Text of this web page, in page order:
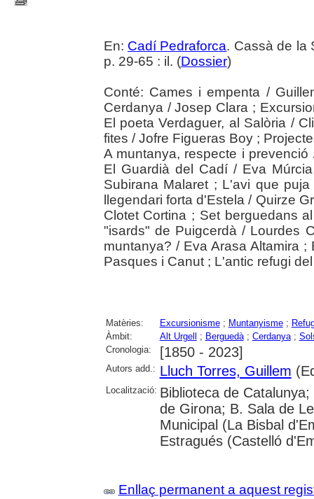
En: Cadí Pedraforca. Cassà de la
p. 29-65 : il. (Dossier)
Conté: Cames i empenta /
Cerdanya / Josep Clara ;
El poeta Verdaguer, al Salòria /
fites / Jofre Figueras Boy ;
A muntanya, respecte i
El Guardià del Cadí / Eva
Subirana Malaret ; L'avi que
llegendari forta d'Estela / Quirze
Clotet Cortina ; Set berguedans
"isards" de Puigcerdà / Lourdes
muntanya? / Eva Arasa Altamira
Pasques i Canut ; L'antic refugi
Matèries: Excursionisme; Muntanyisme;
Àmbit:
Alt Urgell ; Berguedà; Cerdanya;
Cronologia:
[1850 - 2023]
Autors add.: Lluch Torres, Guillem
Localització: Biblioteca de
de Girona; B. Sala de
Municipal (La Bisbal
Estragués (Castelló
Enllaç permanent a aquest